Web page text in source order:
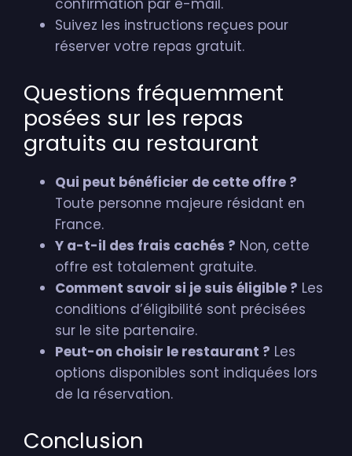
confirmation par e-mail.
Suivez les instructions reçues pour
réserver votre repas gratuit.
Questions fréquemment
posées sur les repas
gratuits au restaurant
Qui peut bénéficier de cette offre ?
Toute personne majeure résidant en
France.
Y a-t-il des frais cachés ? Non, cette
offre est totalement gratuite.
Comment savoir si je suis éligible ? Les
conditions d’éligibilité sont précisées
sur le site partenaire.
Peut-on choisir le restaurant ? Les
options disponibles sont indiquées lors
de la réservation.
Conclusion